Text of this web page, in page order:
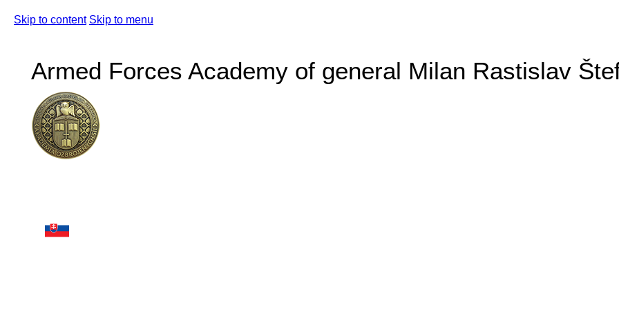
Skip to content Skip to menu
Armed Forces Academy of general Milan Rastislav